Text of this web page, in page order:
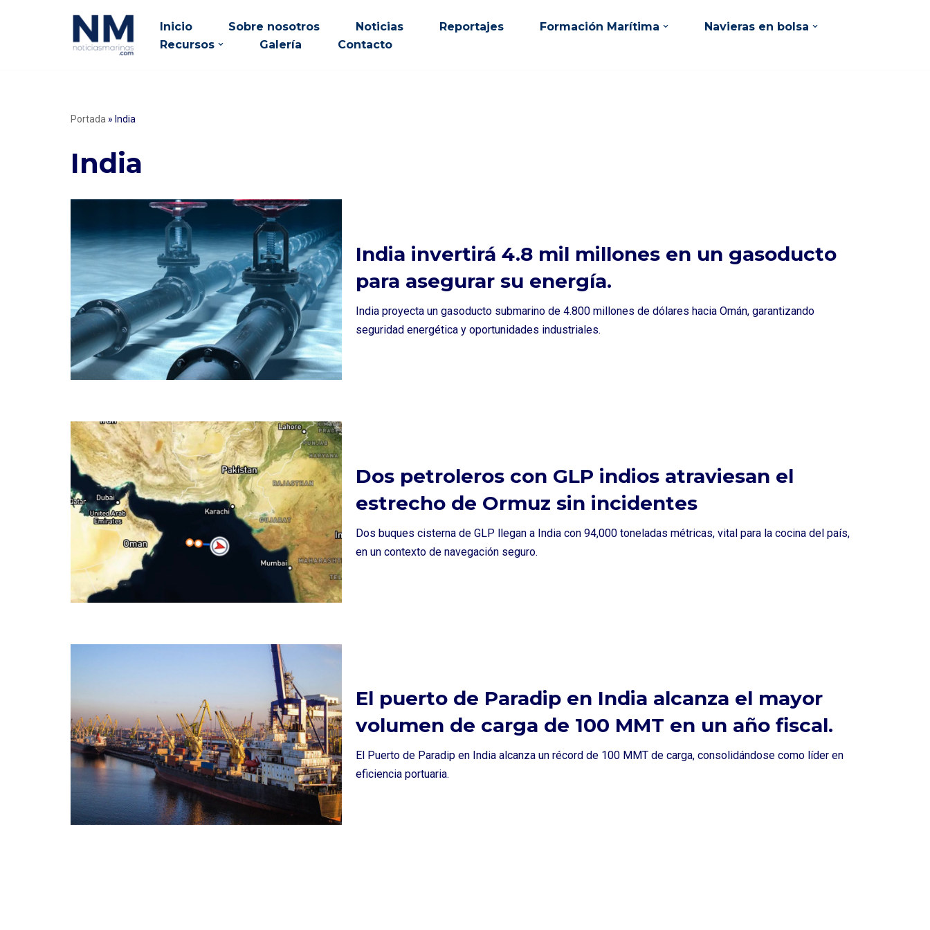
Inicio Sobre nosotros Noticias Reportajes Formación Marítima
Navieras en bolsa
Recursos
Galería Contacto
Portada » India
India
India invertirá 4.8 mil millones en un gasoducto
para asegurar su energía.
India proyecta un gasoducto submarino de 4.800 millones de dólares hacia Omán, garantizando
seguridad energética y oportunidades industriales.
Dos petroleros con GLP indios atraviesan el
estrecho de Ormuz sin incidentes
Dos buques cisterna de GLP llegan a India con 94,000 toneladas métricas, vital para la cocina del país,
en un contexto de navegación seguro.
El puerto de Paradip en India alcanza el mayor
volumen de carga de 100 MMT en un año fiscal.
El Puerto de Paradip en India alcanza un récord de 100 MMT de carga, consolidándose como líder en
eficiencia portuaria.